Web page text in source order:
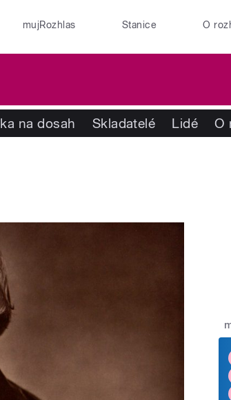
mujRozhlas Stanice O
na dosah Skladatelé Lidé O